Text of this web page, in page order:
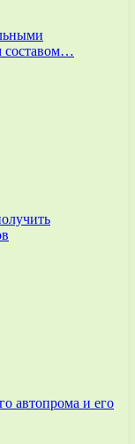
составом…
автопрома и его